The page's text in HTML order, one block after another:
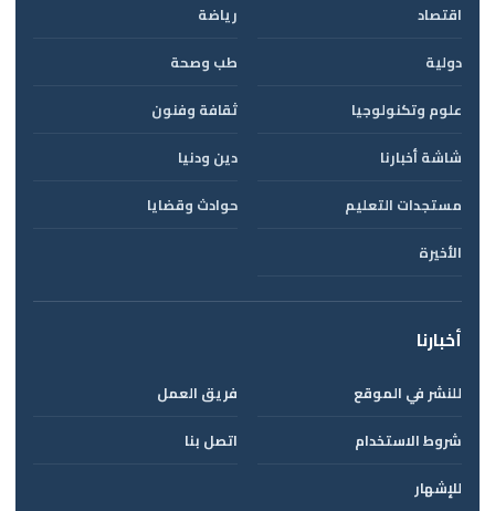
اقتصاد
رياضة
دولية
طب وصحة
علوم وتكنولوجيا
ثقافة وفنون
شاشة أخبارنا
دين ودنيا
مستجدات التعليم
حوادث وقضايا
الأخيرة
أخبارنا
للنشر في الموقع
فريق العمل
شروط الاستخدام
اتصل بنا
للإشهار